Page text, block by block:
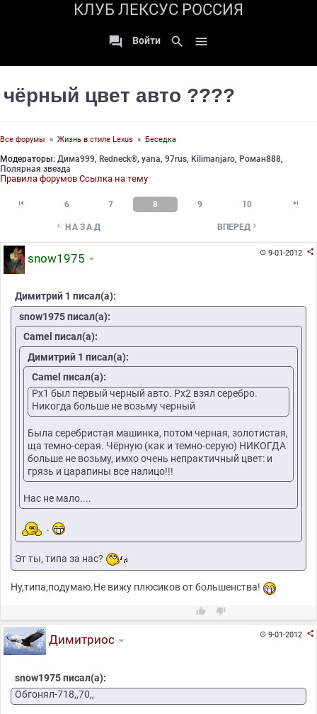
КЛУБ ЛЕКСУС РОССИЯ
 Войти search 
чёрный цвет авто ????
Все форумы » Жизнь в стиле Lexus » Беседка
Модераторы: Дима999, Redneck®, yana, 97rus, Kilimanjaro, Роман888,
Полярная звезда
Правила форумов Ссылка на тему
 6 7 8 9 10 
 НАЗАД ВПЕРЕД 
9-01-2012 
snow1975
Димитрий 1 писал(а):
snow1975 писал(а):
Camel писал(а):
Димитрий 1 писал(а):
Camel писал(а):
Рх1 был первый черный авто. Рх2 взял серебро.
Никогда больше не возьму черный
Была серебристая машинка, потом черная, золотистая,
ща темно-серая. Чёрную (как и темно-серую) НИКОГДА
больше не возьму, имхо очень непрактичный цвет: и
грязь и царапины все налицо!!!
Нас не мало....
.
Эт ты, типа за нас?
Ну,типа,подумаю.Не вижу плюсиков от большенства!
 
9-01-2012 
Димитриос
snow1975 писал(а):
Обгонял-718,,70,,